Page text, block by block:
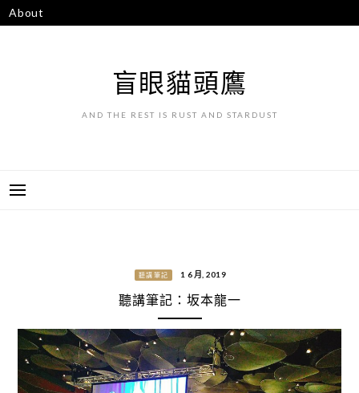
跳
至
About
盲眼貓頭鷹
AND THE REST IS RUST AND STARDUST
聽講筆記 1 6 月, 2019
聽講筆記：坂本龍一